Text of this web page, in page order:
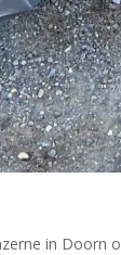
in